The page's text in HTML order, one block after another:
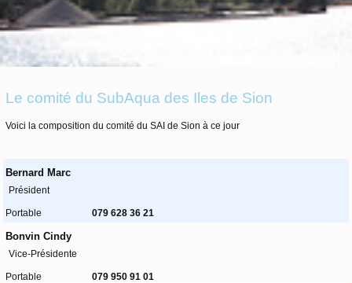
Le comité du SubAqua des Iles de Sion
Voici la composition du comité du SAI de Sion à ce jour
Bernard Marc
Président
Portable 079 628 36 21
Bonvin Cindy
Vice-Présidente
Portable 079 950 91 01